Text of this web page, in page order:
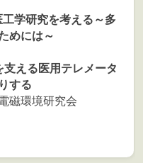
学研究を考える～多
めには～
える医用テレメータ
する
磁環境研究会